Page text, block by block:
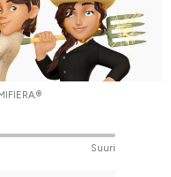
Suuri